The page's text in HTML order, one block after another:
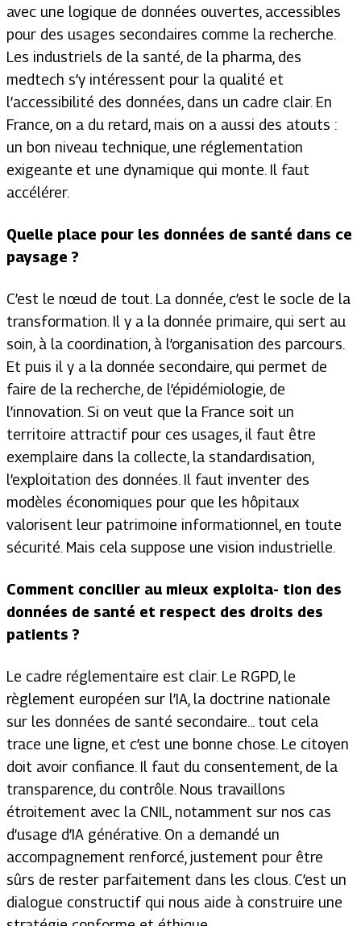
avec une logique de données ouvertes, accessibles
pour des usages secondaires comme la recherche.
Les industriels de la santé, de la pharma, des
medtech s’y intéressent pour la qualité et
l’accessibilité des données, dans un cadre clair. En
France, on a du retard, mais on a aussi des atouts :
un bon niveau technique, une réglementation
exigeante et une dynamique qui monte. Il faut
accélérer.
Quelle place pour les données de santé dans ce
paysage ?
C’est le nœud de tout. La donnée, c’est le socle de la
transformation. Il y a la donnée primaire, qui sert au
soin, à la coordination, à l’organisation des parcours.
Et puis il y a la donnée secondaire, qui permet de
faire de la recherche, de l’épidémiologie, de
l’innovation. Si on veut que la France soit un
territoire attractif pour ces usages, il faut être
exemplaire dans la collecte, la standardisation,
l’exploitation des données. Il faut inventer des
modèles économiques pour que les hôpitaux
valorisent leur patrimoine informationnel, en toute
sécurité. Mais cela suppose une vision industrielle.
Comment concilier au mieux exploita- tion des
données de santé et respect des droits des
patients ?
Le cadre réglementaire est clair. Le RGPD, le
règlement européen sur l’IA, la doctrine nationale
sur les données de santé secondaire... tout cela
trace une ligne, et c’est une bonne chose. Le citoyen
doit avoir confiance. Il faut du consentement, de la
transparence, du contrôle. Nous travaillons
étroitement avec la CNIL, notamment sur nos cas
d’usage d’IA générative. On a demandé un
accompagnement renforcé, justement pour être
sûrs de rester parfaitement dans les clous. C’est un
dialogue constructif qui nous aide à construire une